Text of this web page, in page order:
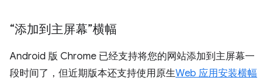
“添加到主屏幕”横幅
Android 版 Chrome 已经支持将您的网站添加到主屏幕一
段时间了，但近期版本还支持使用原生Web 应用安装横幅